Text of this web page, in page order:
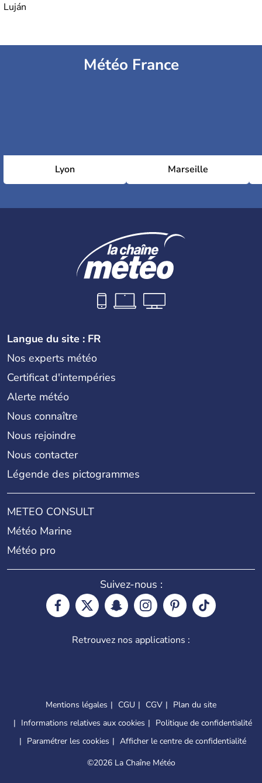
Luján
Météo France
Lyon Marseille
Langue du site : FR
Nos experts météo
Certificat d'intempéries
Alerte météo
Nous connaître
Nous rejoindre
Nous contacter
Légende des pictogrammes
METEO CONSULT
Météo Marine
Météo pro
Suivez-nous :
Retrouvez nos applications :
Mentions légales CGU CGV
Plan du site
Informations relatives aux cookies
Politique de confidentialité
Paramétrer les cookies
Afficher le centre de confidentialité
©2026 La Chaîne Météo